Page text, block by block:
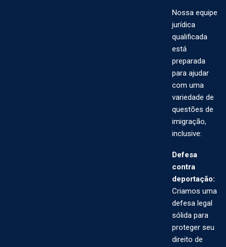
Nossa equipe
jurídica
qualificada
está
preparada
para ajudar
com uma
variedade de
questões de
imigração,
inclusive:
Defesa
contra
deportação:
Criamos uma
defesa legal
sólida para
proteger seu
direito de